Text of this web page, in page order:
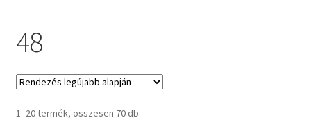
Adatvédelmi irányelvek
ajanlatkeres
48
1–20 termék, összesen 70 dbSorted